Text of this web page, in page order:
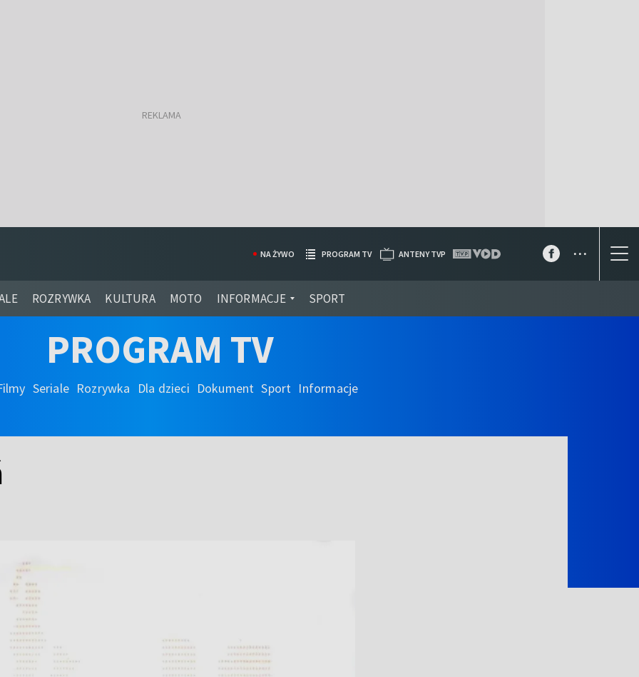
ROZRYWKA KULTURA MOTO INFORMACJE SPORT
NA ŻYWO PROGRAM TV ANTENY TVP ...
PROGRAM TV
Seriale Rozrywka Dla dzieci Dokument Sport Informacje